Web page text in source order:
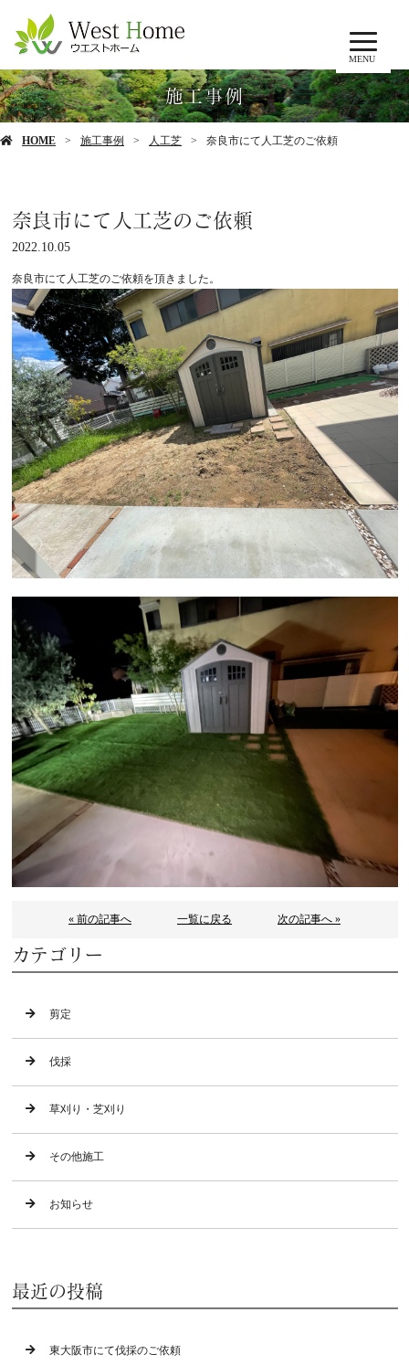
MENU
施工事例
HOME 施工事例 人工芝 奈良市にて人工芝のご依頼
奈良市にて人工芝のご依頼
2022.10.05
奈良市にて人工芝のご依頼を頂きました。
« 前の記事へ 一覧に戻る 次の記事へ »
カテゴリー
剪定
伐採
草刈り・芝刈り
その他施工
お知らせ
最近の投稿
東大阪市にて伐採のご依頼